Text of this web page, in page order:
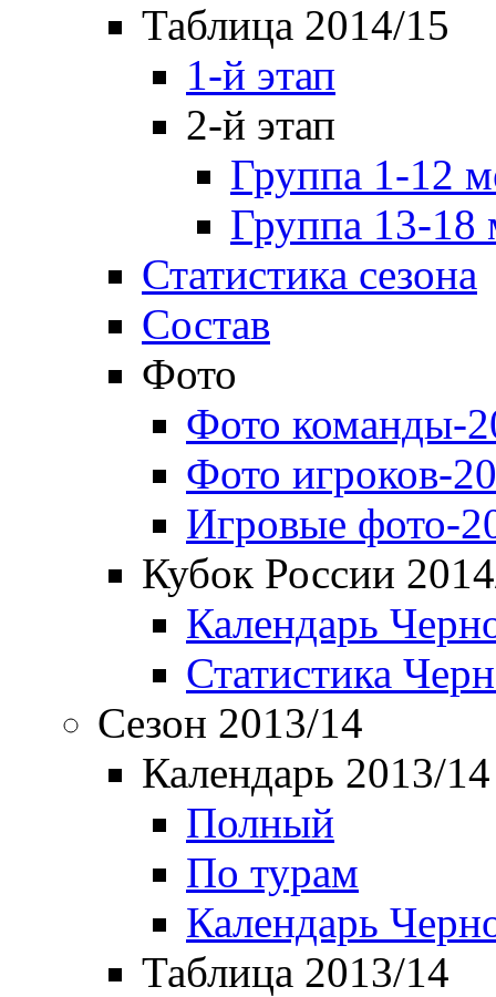
Таблица 2014/15
1-й этап
2-й этап
Группа 1-12
Группа 13-18
Статистика сезона
Состав
Фото
Фото команды-
Фото игроков-
Игровые фото-
Кубок России
Календарь
Статистика
Сезон 2013/14
Календарь 2013/14
Полный
По турам
Календарь
Таблица 2013/14